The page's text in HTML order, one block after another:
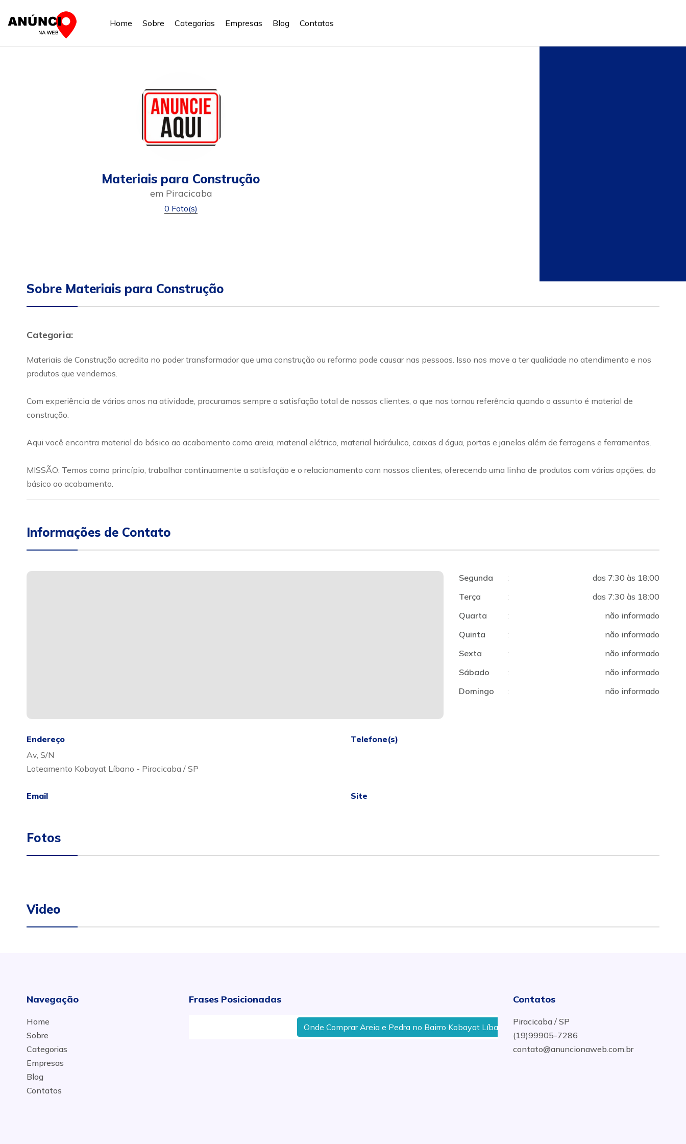
Home Sobre Categorias Empresas Blog Contatos
Materiais para Construção
em Piracicaba
0 Foto(s)
Sobre Materiais para Construção
Categoria:
Materiais de Construção acredita no poder transformador que uma construção ou reforma pode causar nas pessoas. Isso nos move a ter qualidade no atendimento e nos
produtos que vendemos.
Com experiência de vários anos na atividade, procuramos sempre a satisfação total de nossos clientes, o que nos tornou referência quando o assunto é material de
construção.
Aqui você encontra material do básico ao acabamento como areia, material elétrico, material hidráulico, caixas d água, portas e janelas além de ferragens e ferramentas.
MISSÃO: Temos como princípio, trabalhar continuamente a satisfação e o relacionamento com nossos clientes, oferecendo uma linha de produtos com várias opções, do
básico ao acabamento.
Informações de Contato
Segunda :
das 7:30 às 18:00
Terça
:
das 7:30 às 18:00
Quarta
:
não informado
Quinta
:
não informado
Sexta
:
não informado
Sábado
:
não informado
Domingo
: não informado
Endereço
Av, S/N
Loteamento Kobayat Líbano - Piracicaba / SP
Telefone(s)
Email Site
Fotos
Video
Navegação
Home
Sobre
Categorias
Empresas
Blog
Contatos
Frases Posicionadas
Onde Comprar Areia e Pedra no Bairro Kobayat Líbano em Piracicaba
Contatos
Piracicaba / SP
(19)99905-7286
contato@anuncionaweb.com.br